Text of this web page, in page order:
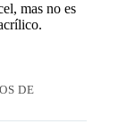
mas no es
DE